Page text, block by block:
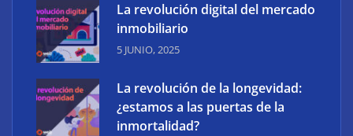
La revolución digital del mercado
inmobiliario
5 JUNIO, 2025
La revolución de la longevidad:
¿estamos a las puertas de la
inmortalidad?